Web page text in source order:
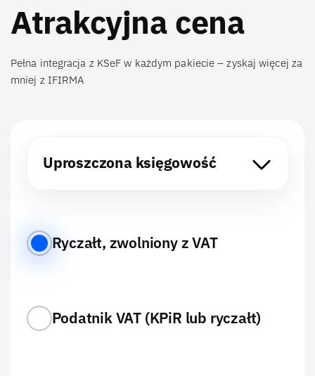
Atrakcyjna cena
Pełna integracja z KSeF w każdym pakiecie – zyskaj więcej za
mniej z IFIRMA
Uproszczona księgowość
Ryczałt, zwolniony z VAT
Podatnik VAT (KPiR lub ryczałt)